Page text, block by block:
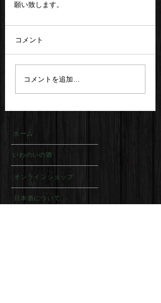
願い致します。
コメント
コメントを追加…
ホーム
いわのいの酒
オンラインショップ
日本酒について